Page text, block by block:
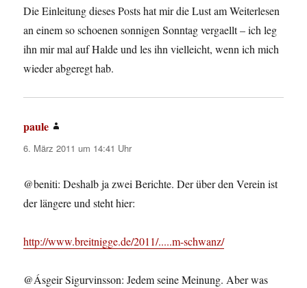
Die Einleitung dieses Posts hat mir die Lust am Weiterlesen
an einem so schoenen sonnigen Sonntag vergaellt – ich leg
ihn mir mal auf Halde und les ihn vielleicht, wenn ich mich
wieder abgeregt hab.
paule
6. März 2011 um 14:41 Uhr
@beniti: Deshalb ja zwei Berichte. Der über den Verein ist
der längere und steht hier:
http://www.breitnigge.de/2011/.....m-schwanz/
@Ásgeir Sigurvinsson: Jedem seine Meinung. Aber was